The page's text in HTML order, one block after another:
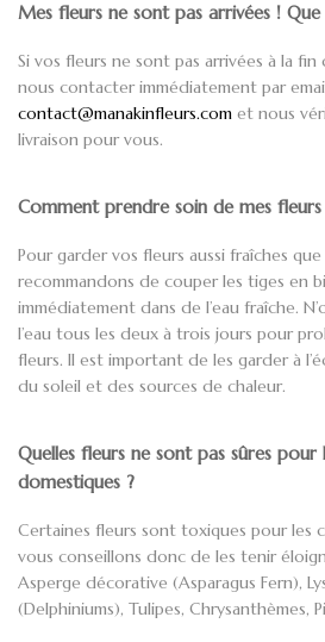
Mes fleurs ne sont pas arrivées !
Si vos fleurs ne sont pas arrivées à la
nous contacter immédiatement par
contact@manakinfleurs.com et nous
livraison pour vous.
Comment prendre soin de mes fleurs
Pour garder vos fleurs aussi fraîches
recommandons de couper les tiges en
immédiatement dans de l’eau fraîche.
l’eau tous les deux à trois jours pour
fleurs. Il est important de les garder à
du soleil et des sources de chaleur.
Quelles fleurs ne sont pas sûres pour
domestiques ?
Certaines fleurs sont toxiques pour les
vous conseillons donc de les tenir
Asperge décorative (Asparagus Fern),
(Delphiniums), Tulipes, Chrysanthèmes,